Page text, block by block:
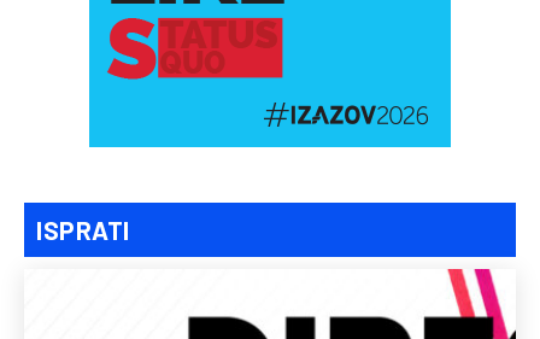
ISPRATI